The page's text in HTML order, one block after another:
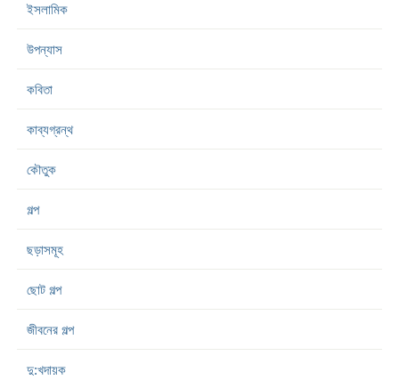
ইসলামিক
উপন্যাস
কবিতা
কাব্যগ্রন্থ
কৌতুক
গল্প
ছড়াসমূহ
ছোট গল্প
জীবনের গল্প
দু:খদায়ক